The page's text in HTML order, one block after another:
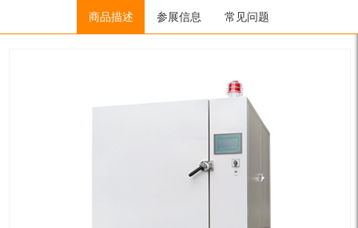
超低温箱（室）/ GX/GY系列/ GX-6528N
商品描述 参展信息 常见问题